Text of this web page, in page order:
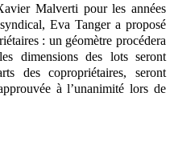
Malverti pour les années
Eva Tanger a proposé
: un géomètre procédera
dimensions des lots seront
des copropriétaires, seront
à l’unanimité lors de